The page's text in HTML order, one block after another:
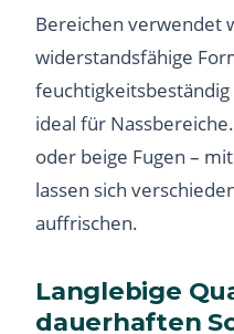
Bereichen verwendet
widerstandsfähige
ideal für
oder beige Fugen –
lassen sich
auffrischen.
Langlebige
dauerhaften